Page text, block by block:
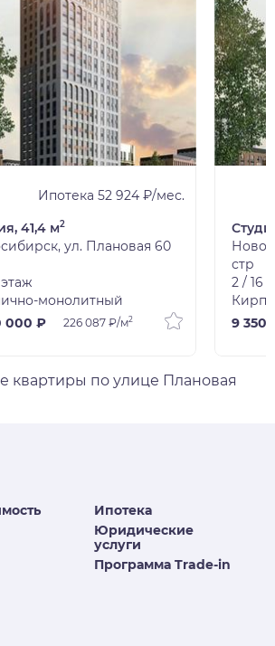
Ипотека 52 924 ₽/мес.
41,4 м2
ул. Плановая 60
монолитный
000 ₽
226 087 ₽/м2
стр
2 / 16
9 350
квартиры по улице Плановая
Ипотека
Юридические
услуги
Программа Trade-in